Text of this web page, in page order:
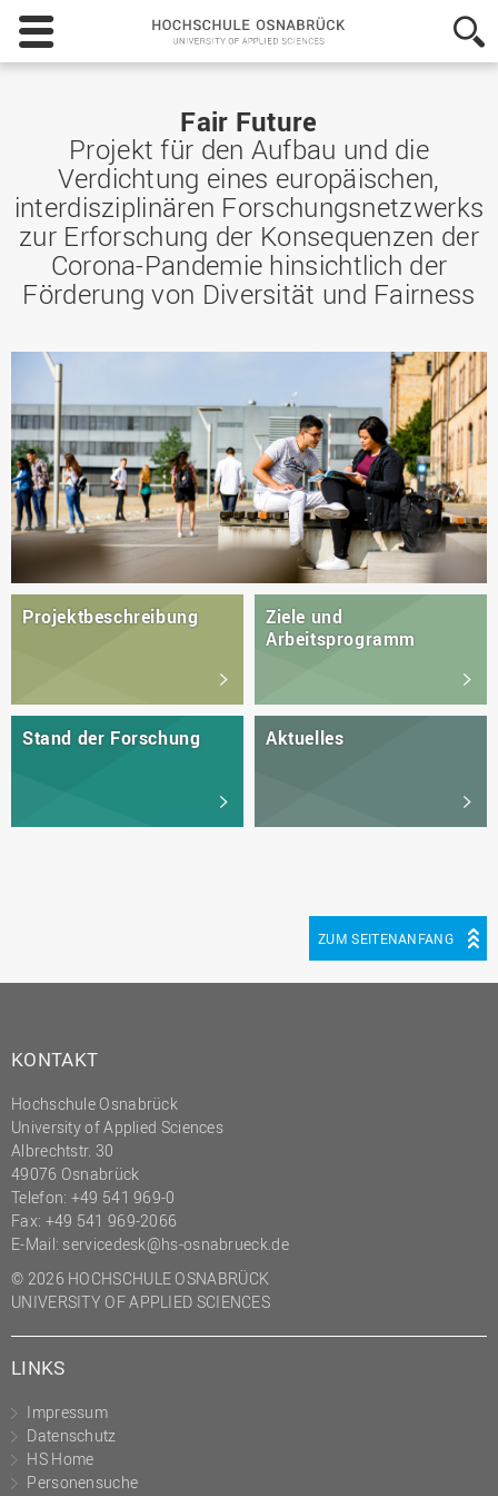
Hochschule
Osnabrück
-
Sciences
Fair Future
Projekt für den Aufbau und die
Verdichtung eines europäischen,
interdisziplinären Forschungsnetzwerks
zur Erforschung der Konsequenzen der
Corona-Pandemie hinsichtlich der
Förderung von Diversität und Fairness
Projektbeschreibung
Ziele und
Arbeitsprogramm
Stand der Forschung Aktuelles
ZUM SEITENANFANG
KONTAKT
Hochschule Osnabrück
University of Applied Sciences
Albrechtstr. 30
49076 Osnabrück
Telefon: +49 541 969-0
Fax: +49 541 969-2066
E-Mail: servicedesk@hs-osnabrueck.de
© 2026 HOCHSCHULE OSNABRÜCK
UNIVERSITY OF APPLIED SCIENCES
LINKS
Impressum
Datenschutz
HS Home
Personensuche